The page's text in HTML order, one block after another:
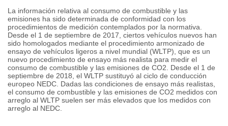
La información relativa al consumo de combustible y las
emisiones ha sido determinada de conformidad con los
procedimientos de medición contemplados por la normativa.
Desde el 1 de septiembre de 2017, ciertos vehículos nuevos han
sido homologados mediante el procedimiento armonizado de
ensayo de vehículos ligeros a nivel mundial (WLTP), que es un
nuevo procedimiento de ensayo más realista para medir el
consumo de combustible y las emisiones de CO2. Desde el 1 de
septiembre de 2018, el WLTP sustituyó al ciclo de conducción
europeo NEDC. Dadas las condiciones de ensayo más realistas,
el consumo de combustible y las emisiones de CO2 medidos con
arreglo al WLTP suelen ser más elevados que los medidos con
arreglo al NEDC.